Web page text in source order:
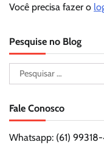
Você precisa fazer o
Pesquise no Blog
Pesquisar
por:
Fale Conosco
Whatsapp: (61)